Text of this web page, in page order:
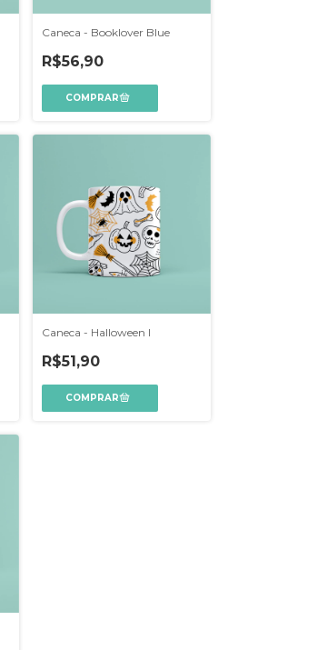
Caneca - Booklover Blue
R$56,90
Caneca - Halloween I
R$51,90